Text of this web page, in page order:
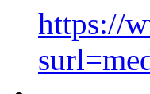
https://